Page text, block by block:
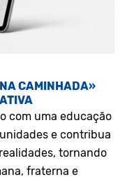
CAMINHADA»
com uma educação
e contribua
tornando
fraterna e